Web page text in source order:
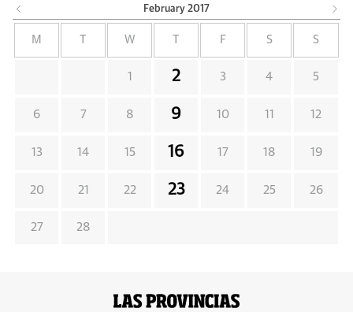
February 2017
M W F S S
1 2 3 4 5
6 7 8 9 10 11 12
13 14 15 16 17 18 19
20 21 22 23 24 25 26
27 28